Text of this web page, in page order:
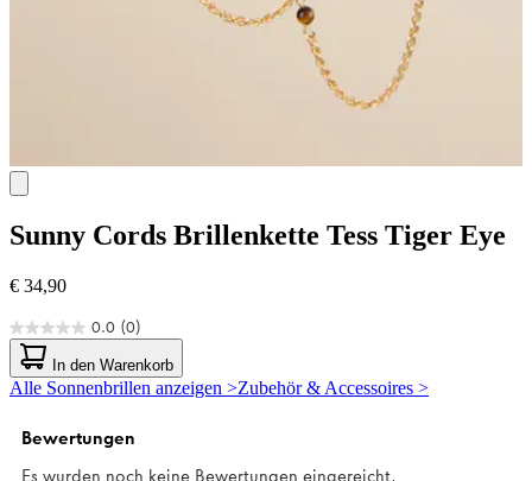
Sunny Cords Brillenkette Tess Tiger Eye
€ 34,90
0.0 (0)
0.0
von
5
Sternen.
In den Warenkorb
Alle Sonnenbrillen anzeigen >Zubehör & Accessoires >